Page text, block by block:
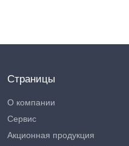
Страницы
О компании
Сервис
Акционная продукция